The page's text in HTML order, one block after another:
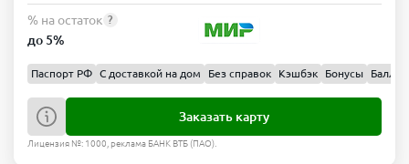
% на остаток ?
до 5%
Паспорт РФ С доставкой на дом Без справок Кэшбэк Бонусы Баллы
Заказать карту
Лицензия №: 1000, реклама БАНК ВТБ (ПАО).